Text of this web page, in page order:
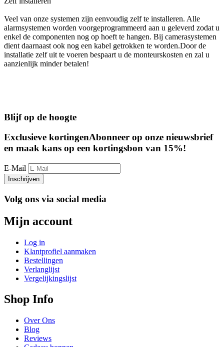
Veel van onze systemen zijn eenvoudig zelf te installeren. Alle
alarmsystemen worden voorgeprogrammeerd aan u geleverd zodat u
enkel de componenten nog op hoeft te hangen. Bij camerasystemen
dient daarnaast ook nog een kabel getrokken te worden.Door de
installatie zelf uit te voeren bespaart u de monteurskosten en zal u
aanzienlijk minder betalen!
Blijf op de hoogte
Exclusieve kortingenAbonneer op onze nieuwsbrief
en maak kans op een kortingsbon van 15%!
E-Mail
Inschrijven
Volg ons via social media
Mijn account
Log in
Klantprofiel aanmaken
Bestellingen
Verlanglijst
Vergelijkingslijst
Shop Info
Over Ons
Blog
Reviews